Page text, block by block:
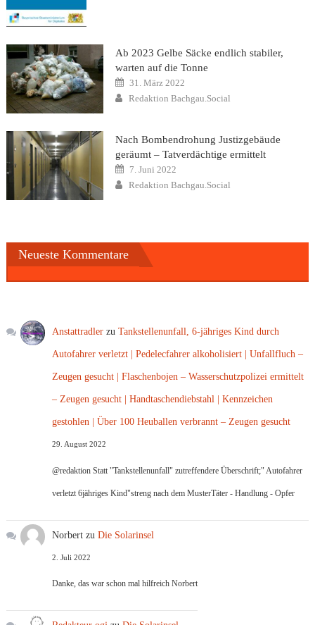
Ab 2023 Gelbe Säcke endlich stabiler,
warten auf die Tonne
Posted
on
31. März 2022
Author
Redaktion Bachgau.Social
Nach Bombendrohung Justizgebäude
geräumt – Tatverdächtige ermittelt
Posted
on
7. Juni 2022
Author
Redaktion Bachgau.Social
Neueste Kommentare
Anstattradler zuTankstellenunfall, 6-jähriges Kind durch
Autofahrer verletzt | Pedelecfahrer alkoholisiert | Unfallfluch –
Zeugen gesucht | Flaschenbojen – Wasserschutzpolizei ermittelt
– Zeugen gesucht | Handtaschendiebstahl | Kennzeichen
gestohlen | Über 100 Heuballen verbrannt – Zeugen gesucht
29. August 2022
@redaktion Statt "Tankstellenunfall" zutreffendere Überschrift;" Autofahrer
verletzt 6jähriges Kind"streng nach dem MusterTäter - Handlung - Opfer
Norbert zuDie Solarinsel
2. Juli 2022
Danke, das war schon mal hilfreich Norbert